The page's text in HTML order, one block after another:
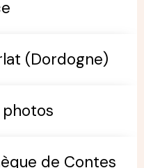
(Dordogne)
de Contes